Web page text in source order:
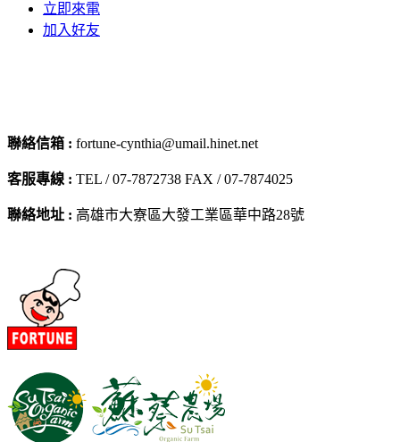
立即來電
加入好友
聯絡信箱 : fortune-cynthia@umail.hinet.net
客服專線 : TEL / 07-7872738 FAX / 07-7874025
聯絡地址 : 高雄市大寮區大發工業區華中路28號